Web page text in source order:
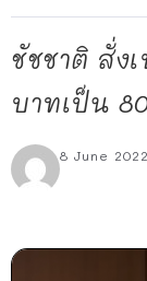
ชัชชาติ สั่ง
บาทเป็น
8 June 2022